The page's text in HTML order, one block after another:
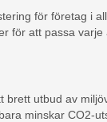
för företag i
för att passa varje
utbud av
minskar CO2-